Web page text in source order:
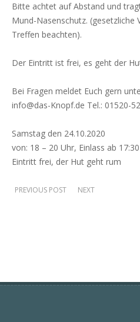
Bitte achtet auf Abstand und
Mund-Nasenschutz. (gesetzliche
Treffen beachten).
Der Eintritt ist frei, es geht der
Bei Fragen meldet Euch gern
info@das-Knopf.de Tel.: 01520-
Samstag den 24.10.2020
von: 18 – 20 Uhr, Einlass ab
Eintritt frei, der Hut geht rum
PREVIOUS POST NEXT